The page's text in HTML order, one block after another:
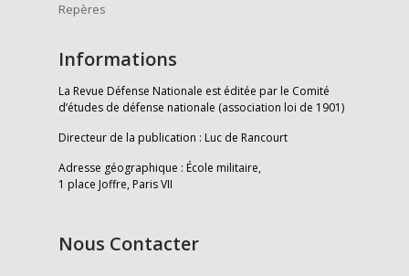
Repères
Informations
La Revue Défense Nationale est éditée par le Comité
d’études de défense nationale (association loi de 1901)
Directeur de la publication : Luc de Rancourt
Adresse géographique : École militaire,
1 place Joffre, Paris VII
Nous Contacter